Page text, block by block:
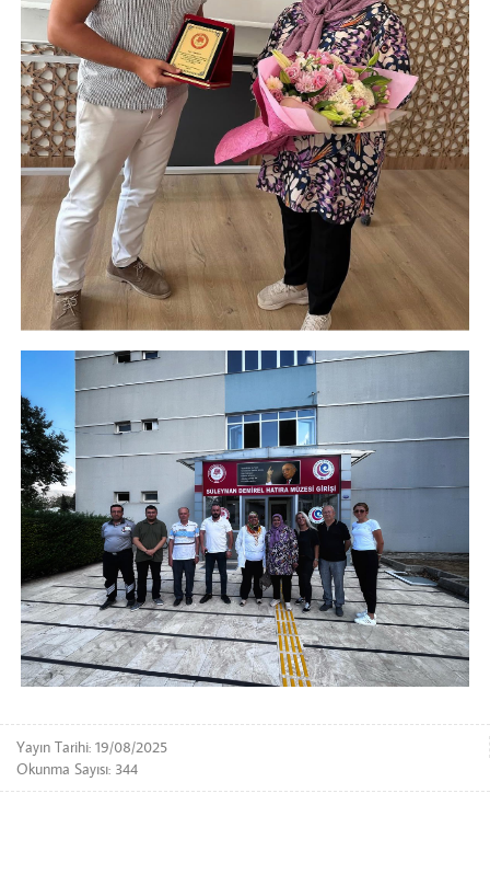
Yayın Tarihi: 19/08/2025
Okunma Sayısı: 344